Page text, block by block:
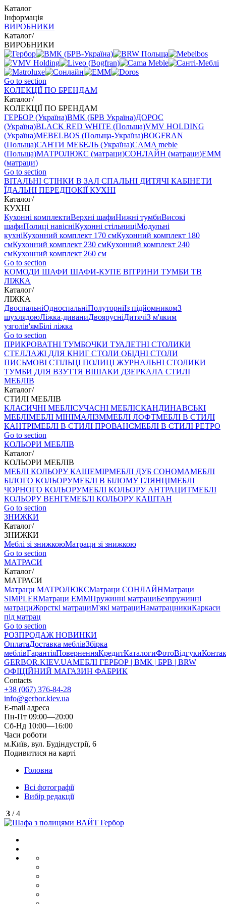
Каталог
Інформація
ВИРОБНИКИ
Каталог/
ВИРОБНИКИ
Go to section
КОЛЕКЦІЇ ПО БРЕНДАМ
Каталог/
КОЛЕКЦІЇ ПО БРЕНДАМ
ГЕРБОР (Україна)ВМК (БРВ Україна)ДОРОС
(Україна)BLACK RED WHITE (Польща)VMV HOLDING
(Україна)MEBELBOS (Польща-Україна)BOGFRAN
(Польща)САНТИ МЕБЕЛЬ (Україна)CAMA meble
(Польща)МАТРОЛЮКС (матраци)СОНЛАЙН (матраци)EMM
(матраци)
Go to section
ВIТАЛЬНI СТІНКИ В ЗАЛ СПАЛЬНІ ДИТЯЧІ КАБІНЕТИ
ЇДАЛЬНI ПЕРЕДПОКІЇ КУХНІ
Каталог/
КУХНІ
Кухонні комплектиВерхні шафиНижні тумбиВисокі
шафиПолиці навісніКухонні стільниціМодульні
кухніКухонний комплект 170 смКухонний комплект 180
смКухонний комплект 230 смКухонний комплект 240
смКухонний комплект 260 см
Go to section
КОМОДИ ШАФИ ШАФИ-КУПЕ ВІТРИНИ ТУМБИ ТВ
ЛІЖКА
Каталог/
ЛІЖКА
ДвоспальніОдноспальніПолуторніІз підйомникомЗ
шухлядоюЛіжка-диваниДвоярусніДитячіЗ м'яким
узголів'ямБілі ліжка
Go to section
ПРИКРОВАТНІ ТУМБОЧКИ ТУАЛЕТНІ СТОЛИКИ
СТЕЛЛАЖІ ДЛЯ КНИГ СТОЛИ ОБІДНІ СТОЛИ
ПИСЬМОВІ СТІЛЬЦI ПОЛИЦІ ЖУРНАЛЬНІ СТОЛИКИ
ТУМБИ ДЛЯ ВЗУТТЯ ВІШАКИ ДЗЕРКАЛА СТИЛІ
МЕБЛІВ
Каталог/
СТИЛІ МЕБЛІВ
КЛАСИЧНІ МЕБЛІСУЧАСНІ МЕБЛІСКАНДИНАВСЬКІ
МЕБЛІМЕБЛІ МІНІМАЛІЗММЕБЛІ ЛОФТМЕБЛІ В СТИЛІ
КАНТРІМЕБЛІ В СТИЛІ ПРОВАНСМЕБЛІ В СТИЛІ РЕТРО
Go to section
КОЛЬОРИ МЕБЛІВ
Каталог/
КОЛЬОРИ МЕБЛІВ
МЕБЛІ КОЛЬОРУ КАШЕМІРМЕБЛІ ДУБ СОНОМАМЕБЛІ
БІЛОГО КОЛЬОРУМЕБЛІ В БІЛОМУ ГЛЯНЦІМЕБЛІ
ЧОРНОГО КОЛЬОРУМЕБЛІ КОЛЬОРУ АНТРАЦИТМЕБЛІ
КОЛЬОРУ ВЕНГЕМЕБЛІ КОЛЬОРУ КАШТАН
Go to section
ЗНИЖКИ
Каталог/
ЗНИЖКИ
Меблі зі знижкоюМатраци зі знижкою
Go to section
МАТРАСИ
Каталог/
МАТРАСИ
Матраци МАТРОЛЮКСМатраци СОНЛАЙНМатраци
SIMPLERМатраци ЕММПружинні матрациБезпружинні
матрациЖорсткі матрациМ'які матрациНаматрацникиКаркаси
під матрац
Go to section
РОЗПРОДАЖ НОВИНКИ
ОплатаДоставка меблівЗбірка
меблівГарантіяПоверненняКредитКаталогиФотоВідгуки
GERBOR.KIEV.UAМЕБЛI ГЕРБОР | ВМК | БРВ | BRW
ОФІЦІЙНИЙ МАГАЗИН ФАБРИК
Contacts
+38 (067) 376-84-28
info@gerbor.kiev.ua
E-mail адреса
Пн-Пт 09:00—20:00
Сб-Нд 10:00—16:00
Часи роботи
м.Київ, вул. Будіндустрії, 6
Подивитися на карті
Головна
Всі фотографії
Вибір редакції
3 / 4